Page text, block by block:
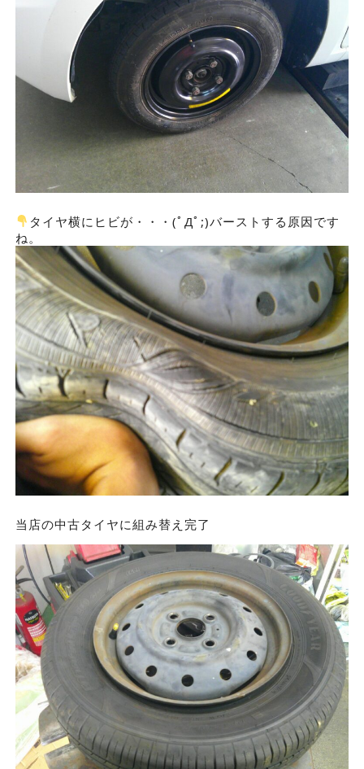
タイヤ横にヒビが・・・(ﾟДﾟ;)バーストする原因です
ね。
当店の中古タイヤに組み替え完了